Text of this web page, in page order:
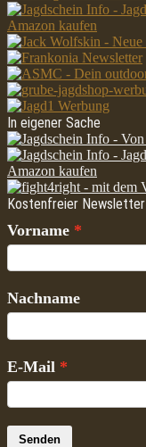
In eigener Sache
Kostenfreier Newsletter
Vorname
Nachname
E-Mail
Senden